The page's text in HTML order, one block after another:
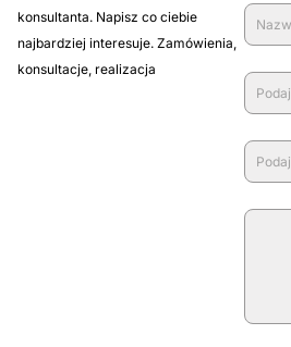
konsultanta. Napisz co ciebie
najbardziej interesuje. Zamówienia,
konsultacje, realizacja